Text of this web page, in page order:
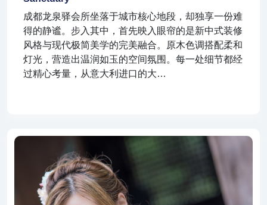
成都龙泉驿会所坐落于城市核心地段，却独享一份难
得的静谧。步入其中，首先映入眼帘的是新中式装修
风格与现代极简美学的完美融合。原木色调搭配柔和
灯光，营造出温润如玉的空间氛围。每一处细节都经
过精心考量，从意大利进口的大…